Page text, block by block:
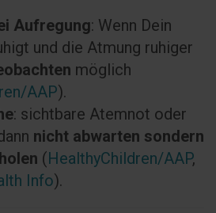
Aufregung: Wenn Dein
und die Atmung ruhiger
möglich
AAP).
: sichtbare Atemnot oder
nicht abwarten sondern
(HealthyChildren/AAP,
Info).